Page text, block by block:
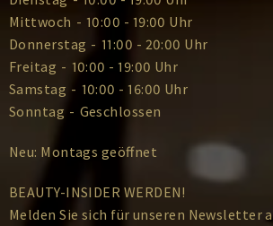
Mittwoch - 10:00 - 19:00 Uhr
Donnerstag - 11:00 - 20:00 Uhr
Freitag - 10:00 - 19:00 Uhr
Samstag - 10:00 - 16:00 Uhr
Sonntag - Geschlossen
Neu: Montags geöffnet
BEAUTY-INSIDER WERDEN!
Melden Sie sich für unseren Newsletter